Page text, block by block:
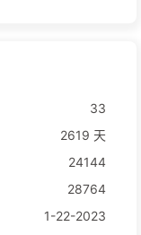
33
2619 天
24144
28764
1-22-2023